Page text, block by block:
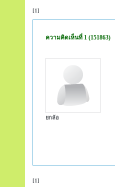
[1]
ความคิดเห็นที่ 1 (151863)
ยกล้อ
[1]